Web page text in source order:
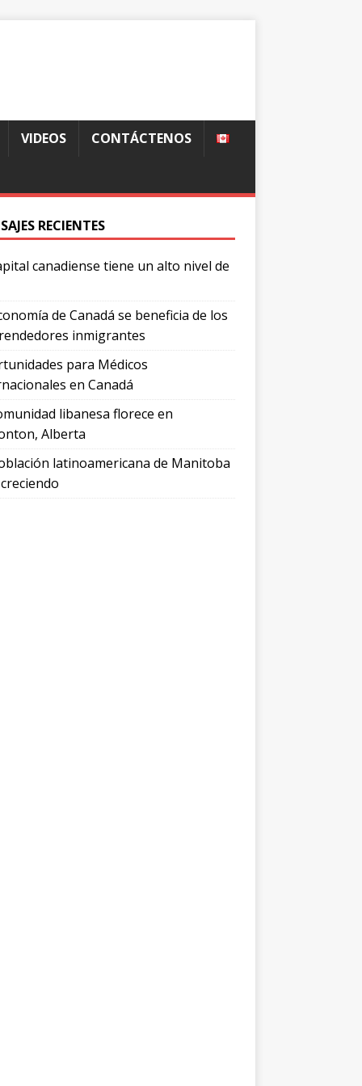
VIDEOS CONTÁCTENOS
RECIENTES
canadiense tiene un alto nivel de
de Canadá se beneficia de los
inmigrantes
para Médicos
en Canadá
libanesa florece en
Alberta
latinoamericana de Manitoba